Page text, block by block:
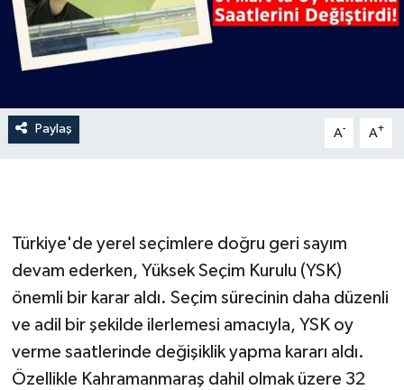
Paylaş A- A+
Türkiye'de yerel seçimlere doğru geri sayım
devam ederken, Yüksek Seçim Kurulu (YSK)
önemli bir karar aldı. Seçim sürecinin daha düzenli
ve adil bir şekilde ilerlemesi amacıyla, YSK oy
verme saatlerinde değişiklik yapma kararı aldı.
Özellikle Kahramanmaraş dahil olmak üzere 32
KSÜ
DÜNYA
ROPORTAJ
YEREL YÖNETİM
MEDYA
SEÇİM 2011